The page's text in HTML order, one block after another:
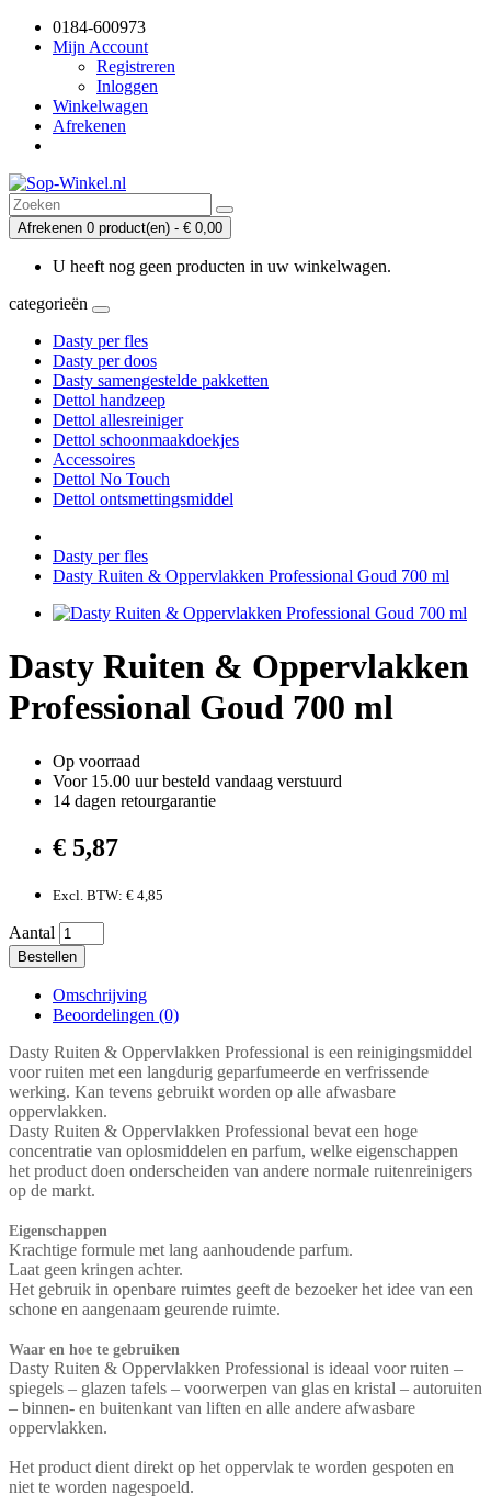
0184-600973
Mijn Account
Registreren
Inloggen
Winkelwagen
Afrekenen
Afrekenen 0 product(en) - € 0,00
U heeft nog geen producten in uw winkelwagen.
categorieën
Dasty per fles
Dasty per doos
Dasty samengestelde pakketten
Dettol handzeep
Dettol allesreiniger
Dettol schoonmaakdoekjes
Accessoires
Dettol No Touch
Dettol ontsmettingsmiddel
Dasty per fles
Dasty Ruiten & Oppervlakken Professional Goud 700 ml
Dasty Ruiten & Oppervlakken
Professional Goud 700 ml
Op voorraad
Voor 15.00 uur besteld vandaag verstuurd
14 dagen retourgarantie
€ 5,87
Excl. BTW: € 4,85
Aantal
Bestellen
Omschrijving
Beoordelingen (0)
Dasty Ruiten & Oppervlakken Professional is een reinigingsmiddel
voor ruiten met een langdurig geparfumeerde en verfrissende
werking. Kan tevens gebruikt worden op alle afwasbare
oppervlakken.
Dasty Ruiten & Oppervlakken Professional bevat een hoge
concentratie van oplosmiddelen en parfum, welke eigenschappen
het product doen onderscheiden van andere normale ruitenreinigers
op de markt.
Eigenschappen
Krachtige formule met lang aanhoudende parfum.
Laat geen kringen achter.
Het gebruik in openbare ruimtes geeft de bezoeker het idee van een
schone en aangenaam geurende ruimte.
Waar en hoe te gebruiken
Dasty Ruiten & Oppervlakken Professional is ideaal voor ruiten –
spiegels – glazen tafels – voorwerpen van glas en kristal – autoruiten
– binnen- en buitenkant van liften en alle andere afwasbare
oppervlakken.
Het product dient direkt op het oppervlak te worden gespoten en
niet te worden nagespoeld.